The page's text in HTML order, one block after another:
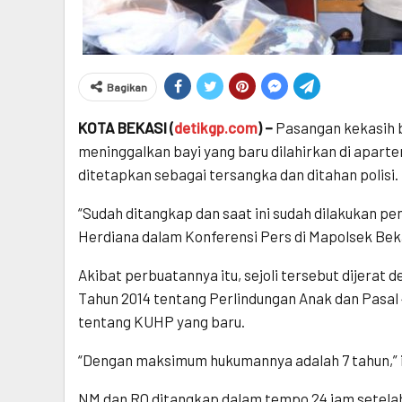
Bagikan
KOTA BEKASI (detikgp.com) – Pasangan kekasih
meninggalkan bayi yang baru dilahirkan di
ditetapkan sebagai tersangka dan ditahan polisi.
“Sudah ditangkap dan saat ini sudah dilakukan
Herdiana dalam Konferensi Pers di Mapolsek
Akibat perbuatannya itu, sejoli tersebut dijerat
Tahun 2014 tentang Perlindungan Anak dan
tentang KUHP yang baru.
“Dengan maksimum hukumannya adalah 7